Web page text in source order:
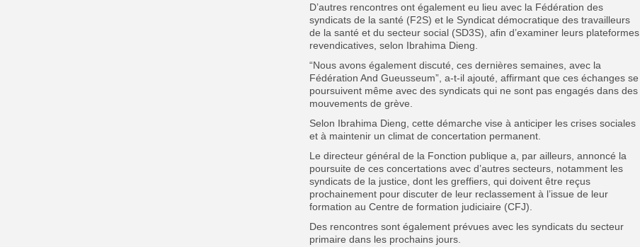
D’autres rencontres ont également eu lieu avec la Fédération des
syndicats de la santé (F2S) et le Syndicat démocratique des travailleurs
de la santé et du secteur social (SD3S), afin d’examiner leurs plateformes
revendicatives, selon Ibrahima Dieng.
“Nous avons également discuté, ces dernières semaines, avec la
Fédération And Gueusseum”, a-t-il ajouté, affirmant que ces échanges se
poursuivent même avec des syndicats qui ne sont pas engagés dans des
mouvements de grève.
Selon Ibrahima Dieng, cette démarche vise à anticiper les crises sociales
et à maintenir un climat de concertation permanent.
Le directeur général de la Fonction publique a, par ailleurs, annoncé la
poursuite de ces concertations avec d’autres secteurs, notamment les
syndicats de la justice, dont les greffiers, qui doivent être reçus
prochainement pour discuter de leur reclassement à l’issue de leur
formation au Centre de formation judiciaire (CFJ).
Des rencontres sont également prévues avec les syndicats du secteur
primaire dans les prochains jours.